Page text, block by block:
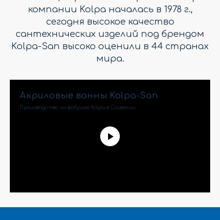
компании Kolpa началась в 1978 г.,
сегодня высокое качество
сантехнических изделий под брендом
Kolpa-San высоко оценили в 44 странах
мира.
Акриловые ванны Kolpa-San
Производство на фабрике Kolpa в Словении